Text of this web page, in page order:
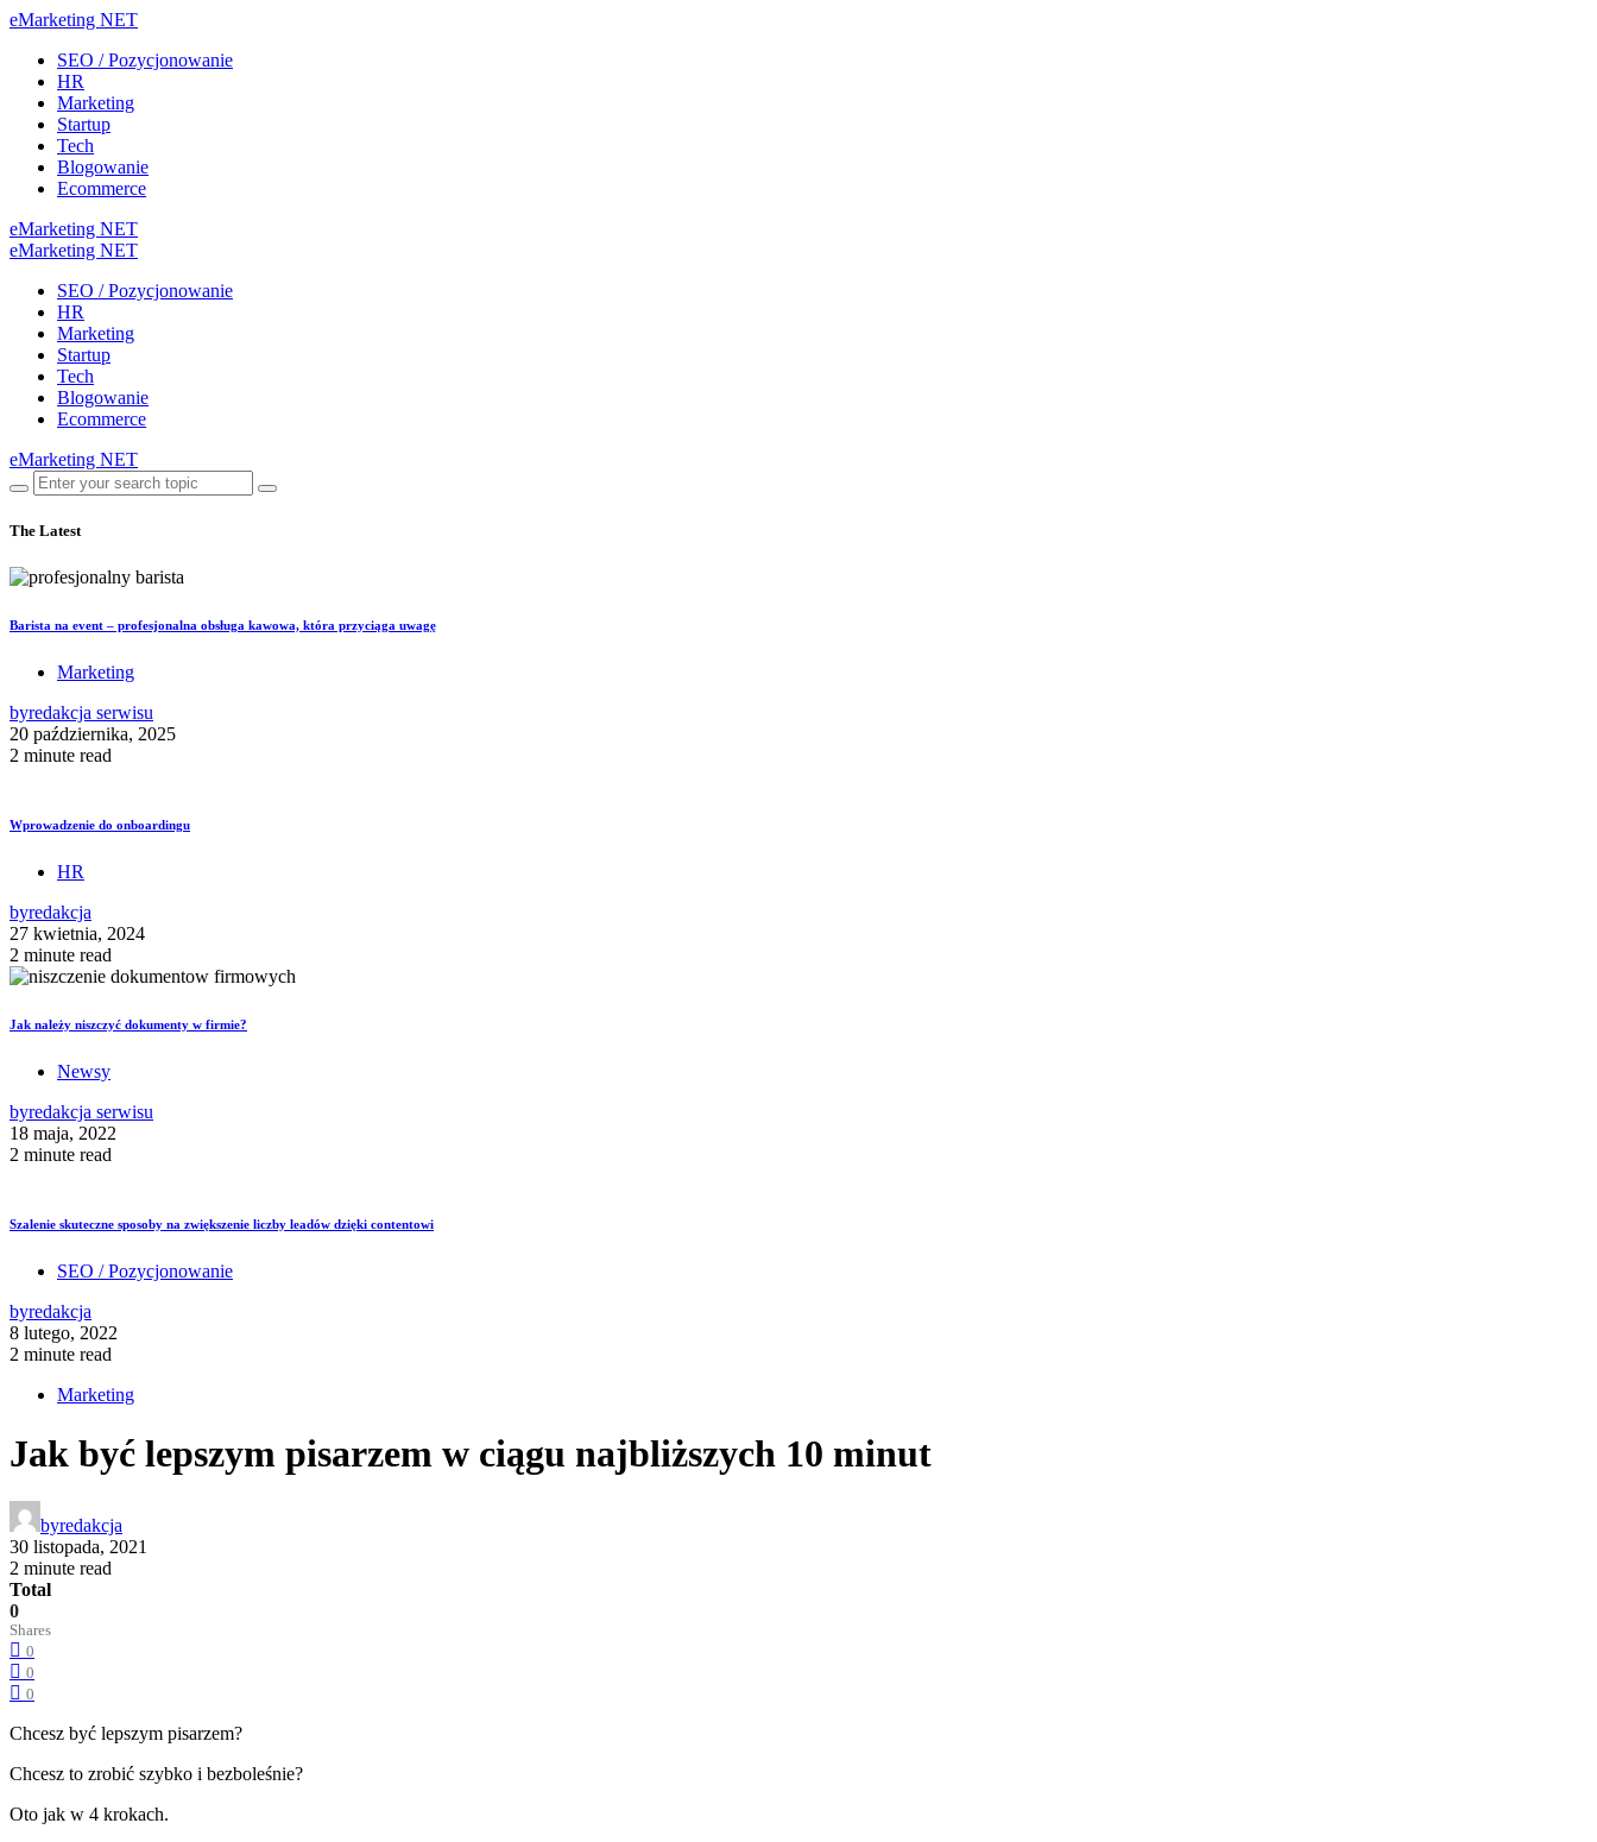
eMarketing NET
SEO / Pozycjonowanie
HR
Marketing
Startup
Tech
Blogowanie
Ecommerce
eMarketing NET
eMarketing NET
SEO / Pozycjonowanie
HR
Marketing
Startup
Tech
Blogowanie
Ecommerce
eMarketing NET
The Latest
Barista na event – profesjonalna obsługa kawowa, która przyciąga uwagę
Marketing
byredakcja serwisu
20 października, 2025
2 minute read
Wprowadzenie do onboardingu
HR
byredakcja
27 kwietnia, 2024
2 minute read
Jak należy niszczyć dokumenty w firmie?
Newsy
byredakcja serwisu
18 maja, 2022
2 minute read
Szalenie skuteczne sposoby na zwiększenie liczby leadów dzięki contentowi
SEO / Pozycjonowanie
byredakcja
8 lutego, 2022
2 minute read
Marketing
Jak być lepszym pisarzem w ciągu najbliższych 10 minut
byredakcja
30 listopada, 2021
2 minute read
Total
0
Shares
0
0
0
Chcesz być lepszym pisarzem?
Chcesz to zrobić szybko i bezboleśnie?
Oto jak w 4 krokach.